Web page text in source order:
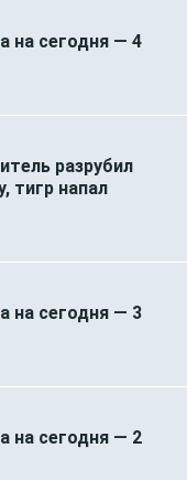
на сегодня — 4
разрубил
тигр напал
на сегодня — 3
на сегодня — 2